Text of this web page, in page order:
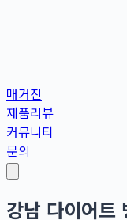
매거진
제품리뷰
커뮤니티
문의
강남 다이어트